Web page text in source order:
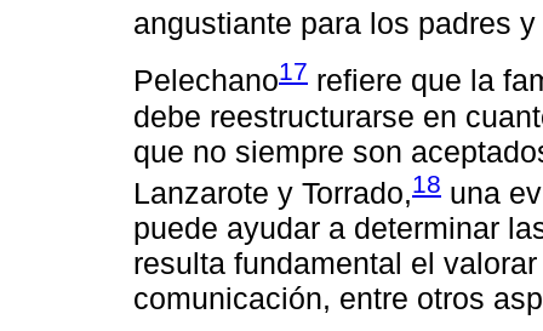
angustiante para los padres
Pelechano17 refiere que la
debe reestructurarse en
que no siempre son
Lanzarote y Torrado,18 una
puede ayudar a determinar
resulta fundamental el
comunicación, entre otros